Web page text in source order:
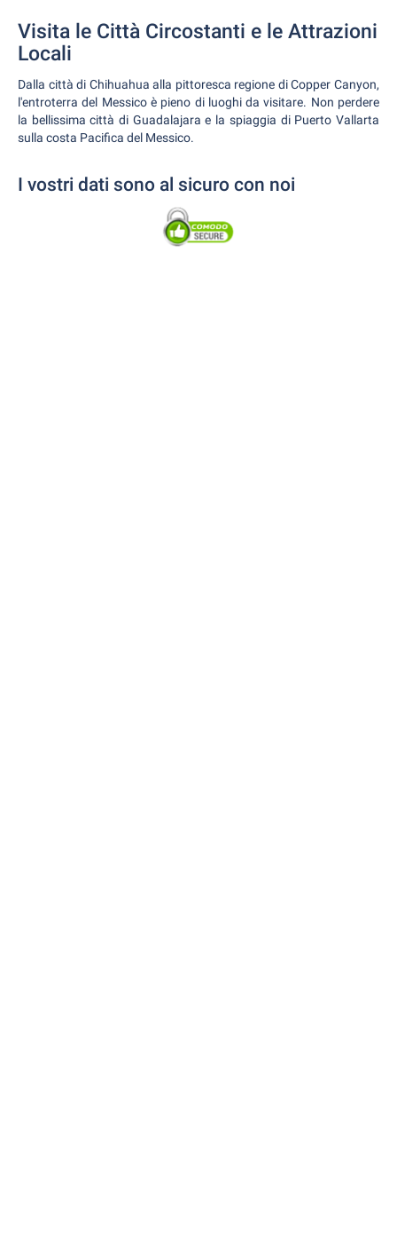
Visita le Città Circostanti e le Attrazioni
Locali
Dalla città di Chihuahua alla pittoresca regione di Copper Canyon,
l'entroterra del Messico è pieno di luoghi da visitare. Non perdere
la bellissima città di Guadalajara e la spiaggia di Puerto Vallarta
sulla costa Pacifica del Messico.
I vostri dati sono al sicuro con noi